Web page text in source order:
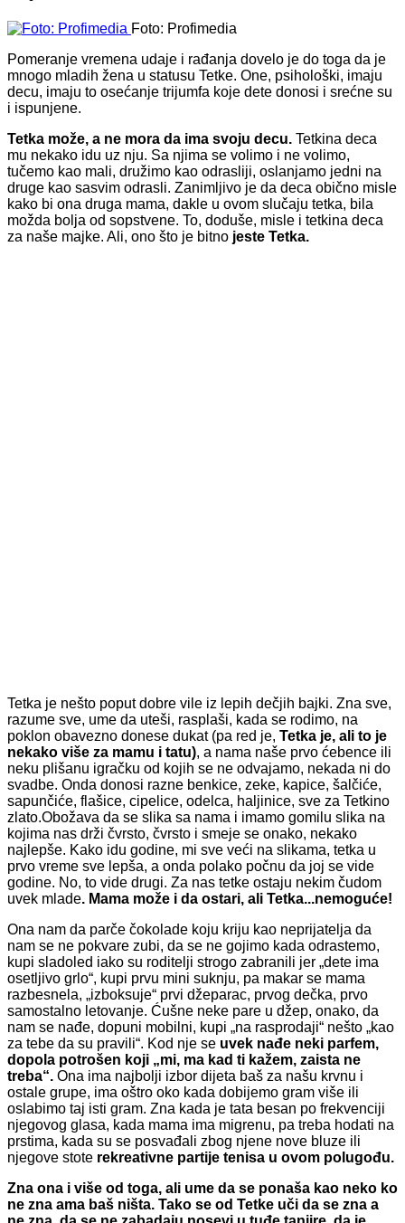
Foto: Profimedia
Pomeranje vremena udaje i rađanja dovelo je do toga da je
mnogo mladih žena u statusu Tetke. One, psihološki, imaju
decu, imaju to osećanje trijumfa koje dete donosi i srećne su
i ispunjene.
Tetka može, a ne mora da ima svoju decu. Tetkina deca
mu nekako idu uz nju. Sa njima se volimo i ne volimo,
tučemo kao mali, družimo kao odrasliji, oslanjamo jedni na
druge kao sasvim odrasli. Zanimljivo je da deca obično misle
kako bi ona druga mama, dakle u ovom slučaju tetka, bila
možda bolja od sopstvene. To, doduše, misle i tetkina deca
za naše majke. Ali, ono što je bitno jeste Tetka.
Tetka je nešto poput dobre vile iz lepih dečjih bajki. Zna sve,
razume sve, ume da uteši, rasplaši, kada se rodimo, na
poklon obavezno donese dukat (pa red je, Tetka je, ali to je
nekako više za mamu i tatu), a nama naše prvo ćebence ili
neku plišanu igračku od kojih se ne odvajamo, nekada ni do
svadbe. Onda donosi razne benkice, zeke, kapice, šalčiće,
sapunčiće, flašice, cipelice, odelca, haljinice, sve za Tetkino
zlato.Obožava da se slika sa nama i imamo gomilu slika na
kojima nas drži čvrsto, čvrsto i smeje se onako, nekako
najlepše. Kako idu godine, mi sve veći na slikama, tetka u
prvo vreme sve lepša, a onda polako počnu da joj se vide
godine. No, to vide drugi. Za nas tetke ostaju nekim čudom
uvek mlade. Mama može i da ostari, ali Tetka...nemoguće!
Ona nam da parče čokolade koju kriju kao neprijatelja da
nam se ne pokvare zubi, da se ne gojimo kada odrastemo,
kupi sladoled iako su roditelji strogo zabranili jer „dete ima
osetljivo grlo“, kupi prvu mini suknju, pa makar se mama
razbesnela, „izboksuje“ prvi džeparac, prvog dečka, prvo
samostalno letovanje. Ćušne neke pare u džep, onako, da
nam se nađe, dopuni mobilni, kupi „na rasprodaji“ nešto „kao
za tebe da su pravili“. Kod nje se uvek nađe neki parfem,
dopola potrošen koji „mi, ma kad ti kažem, zaista ne
treba“. Ona ima najbolji izbor dijeta baš za našu krvnu i
ostale grupe, ima oštro oko kada dobijemo gram više ili
oslabimo taj isti gram. Zna kada je tata besan po frekvenciji
njegovog glasa, kada mama ima migrenu, pa treba hodati na
prstima, kada su se posvađali zbog njene nove bluze ili
njegove stote rekreativne partije tenisa u ovom polugođu.
Zna ona i više od toga, ali ume da se ponaša kao neko ko
ne zna ama baš ništa. Tako se od Tetke uči da se zna a